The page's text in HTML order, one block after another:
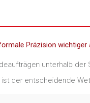
Präzision wichtiger
unterhalb der
ist der entscheidende